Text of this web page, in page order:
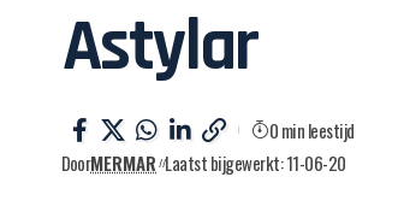
Astylar
DoorMERMAR Laatst bijgewerkt: 11-06-20
0 min leestijd